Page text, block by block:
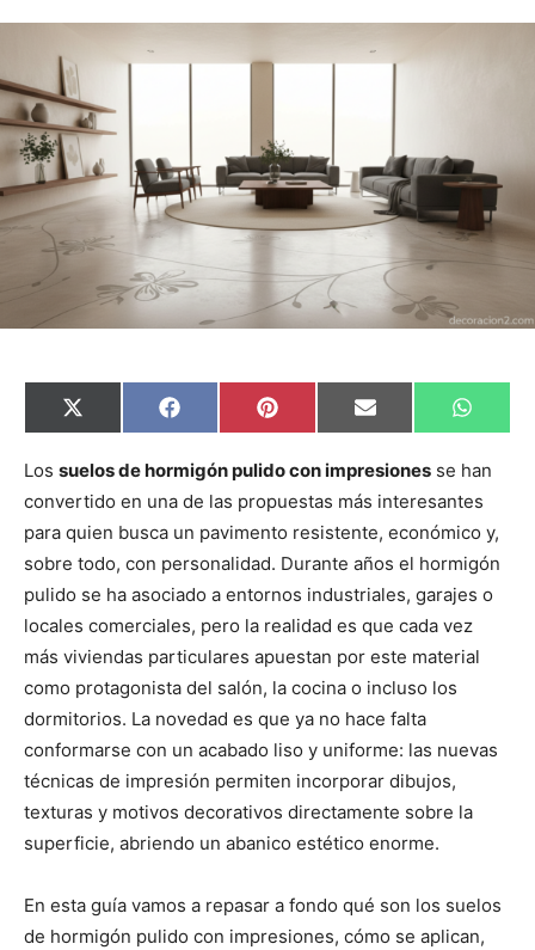
C
o
p
r
i
r
e
n
X
(
w
t
t
e
r
)
C
o
p
r
i
r
e
n
F
a
e
o
o
k
C
o
p
r
i
r
e
n
P
i
t
r
e
s
t
C
o
p
r
i
r
e
n
E
m
i
C
o
p
r
i
r
e
n
W
h
t
A
p
p
Los suelos de hormigón pulido con impresiones se han
convertido en una de las propuestas más interesantes
para quien busca un pavimento resistente, económico y,
sobre todo, con personalidad. Durante años el hormigón
pulido se ha asociado a entornos industriales, garajes o
locales comerciales, pero la realidad es que cada vez
más viviendas particulares apuestan por este material
como protagonista del salón, la cocina o incluso los
dormitorios. La novedad es que ya no hace falta
conformarse con un acabado liso y uniforme: las nuevas
técnicas de impresión permiten incorporar dibujos,
texturas y motivos decorativos directamente sobre la
superficie, abriendo un abanico estético enorme.
En esta guía vamos a repasar a fondo qué son los suelos
de hormigón pulido con impresiones, cómo se aplican,